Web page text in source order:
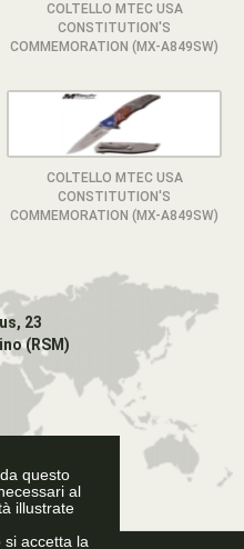
questo
al
illustrate
si accetta la
COLTELLO MTEC USA
CONSTITUTION'S
COMMEMORATION (MX-A849SW)
COLTELLO MTEC USA
CONSTITUTION'S
COMMEMORATION (MX-A849SW)
23
(RSM)